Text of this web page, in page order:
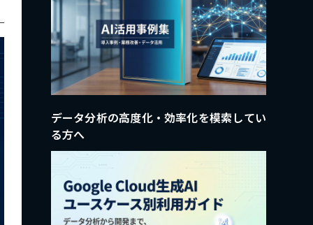
データ分析の高度化・効率化を模索してい
る方へ